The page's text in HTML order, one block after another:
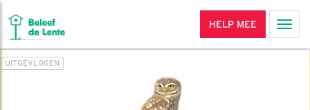
HELP MEE
UITGEVLOGEN